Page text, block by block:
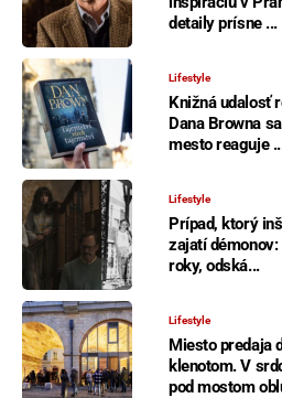
detaily prísne ...
Lifestyle
Knižná udalosť
Dana Browna
mesto reaguje
Lifestyle
Prípad, ktorý
zajatí
roky, odská...
Lifestyle
Miesto predaja
klenotom. V
pod mostom